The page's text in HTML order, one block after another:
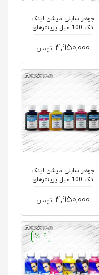
جوهر سابلی میشن اینک
تک 100 میل پرینترهای
4,950,000 تومان
جوهر سابلی میشن اینک
تک 100 میل پرینترهای
4,950,000 تومان
9 %